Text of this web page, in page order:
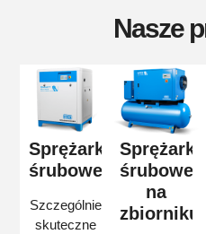
Nasze
Sprężarki
śrubowe
Szczególnie
skuteczne
Sprężarki
śrubowe
na
zbiorniku